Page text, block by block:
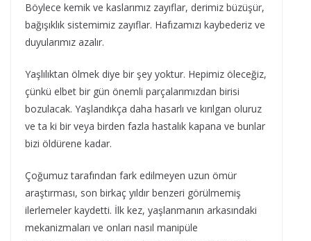
Böylece kemik ve kaslarımız zayıflar, derimiz büzüşür,
bağışıklık sistemimiz zayıflar. Hafızamızı kaybederiz ve
duyularımız azalır.
Yaşlılıktan ölmek diye bir şey yoktur. Hepimiz öleceğiz,
çünkü elbet bir gün önemli parçalarımızdan birisi
bozulacak. Yaşlandıkça daha hasarlı ve kırılgan oluruz
ve ta ki bir veya birden fazla hastalık kapana ve bunlar
bizi öldürene kadar.
Çoğumuz tarafından fark edilmeyen uzun ömür
araştırması, son birkaç yıldır benzeri görülmemiş
ilerlemeler kaydetti. İlk kez, yaşlanmanın arkasındaki
mekanizmaları ve onları nasıl manipüle